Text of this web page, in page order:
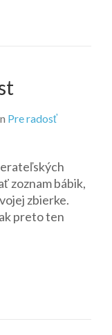
Pre radosť
zoznam bábik,
zbierke.
preto ten